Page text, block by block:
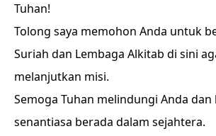
Tuhan!
Tolong saya memohon Anda untuk
Suriah dan Lembaga Alkitab di sini
melanjutkan misi.
Semoga Tuhan melindungi Anda
senantiasa berada dalam sejahtera.